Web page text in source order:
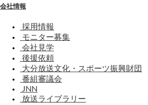
会社情報
採用情報
モニター募集
会社見学
後援依頼
大分放送文化・スポーツ振興財団
番組審議会
JNN
放送ライブラリー